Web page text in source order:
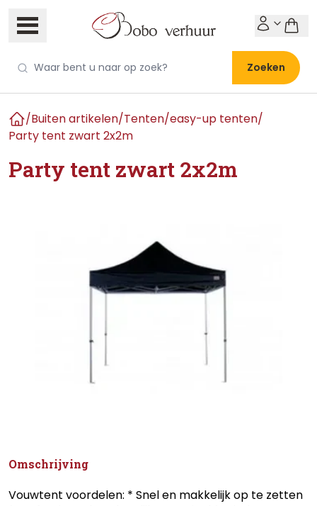
Zoeken
Home
/Buiten artikelen/Tenten/easy-up tenten/
Party tent zwart 2x2m
Party tent zwart 2x2m
Omschrijving
Vouwtent voordelen: * Snel en makkelijk op te zetten